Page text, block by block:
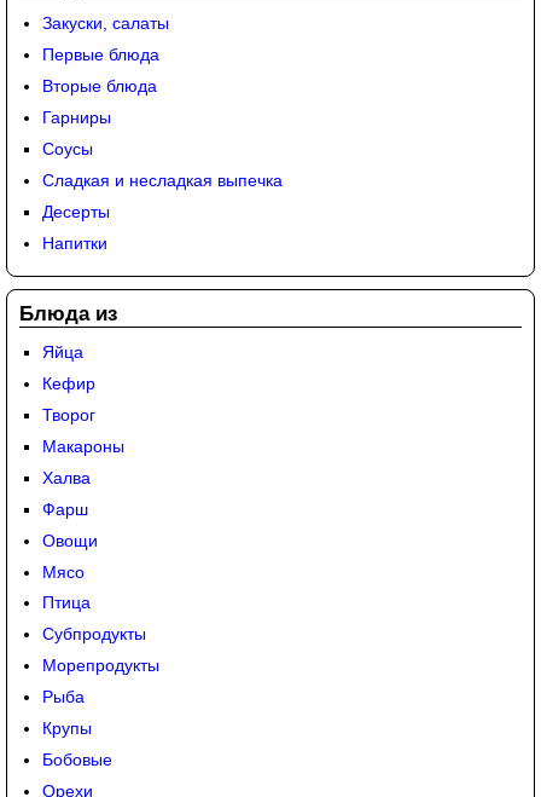
Закуски, салаты
Первые блюда
Вторые блюда
Гарниры
Соусы
Сладкая и несладкая выпечка
Десерты
Напитки
Блюда из
Яйца
Кефир
Творог
Макароны
Халва
Фарш
Овощи
Мясо
Птица
Субпродукты
Морепродукты
Рыба
Крупы
Бобовые
Орехи